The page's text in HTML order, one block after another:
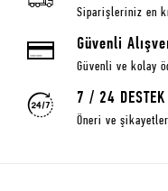
Siparişleriniz en
Güvenli
Güvenli ve kolay
7 / 24 DESTEK
Öneri ve